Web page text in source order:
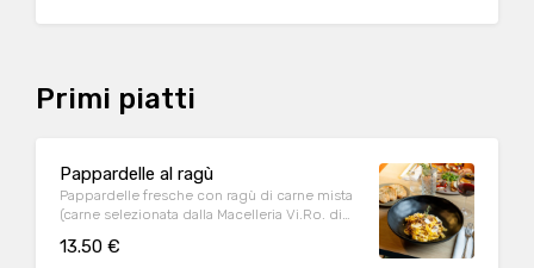
Primi piatti
Pappardelle al ragù
Pappardelle fresche con ragù di carne mista
(carne selezionata dalla Macelleria Vi.Ro. di
13.50 €